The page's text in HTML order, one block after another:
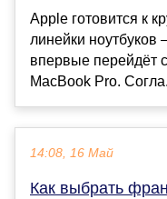
Apple готовится к
линейки
впервые перейдёт
MacBook Pro.
14:08, 16 Май
Как выбрать